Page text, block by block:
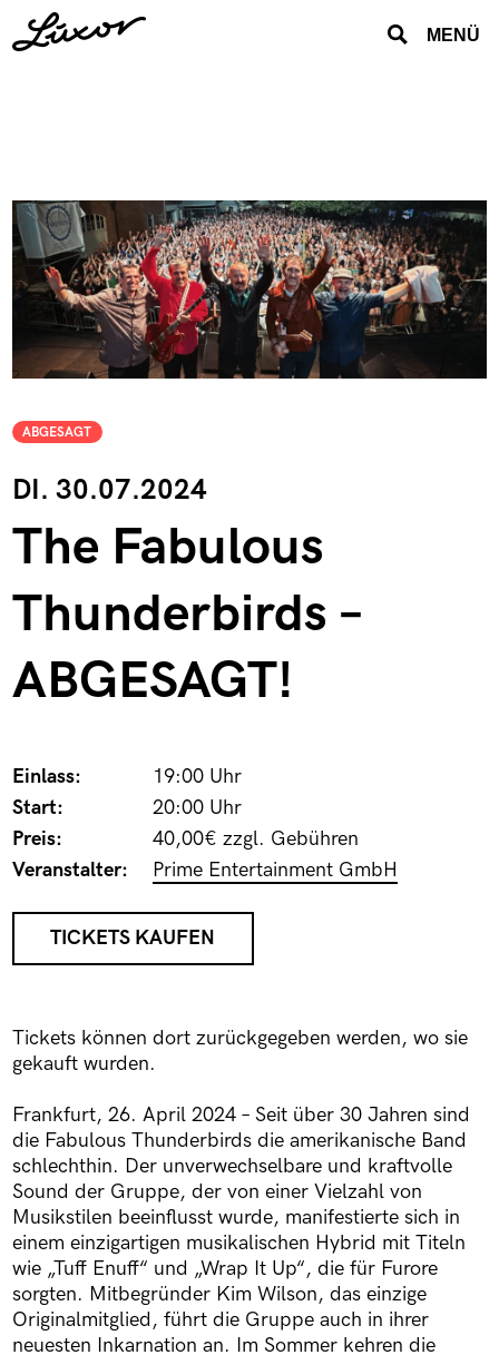
MENÜ
DI. 30.07.2024
ABGESAGT
The Fabulous
Thunderbirds –
ABGESAGT!
Einlass:
19:00 Uhr
Start:
20:00 Uhr
Preis:
40,00€ zzgl. Gebühren
Veranstalter:
Prime Entertainment GmbH
TICKETS KAUFEN
Tickets können dort zurückgegeben werden, wo sie
gekauft wurden.
Frankfurt, 26. April 2024 – Seit über 30 Jahren sind
die Fabulous Thunderbirds die amerikanische Band
schlechthin. Der unverwechselbare und kraftvolle
Sound der Gruppe, der von einer Vielzahl von
Musikstilen beeinflusst wurde, manifestierte sich in
einem einzigartigen musikalischen Hybrid mit Titeln
wie „Tuff Enuff“ und „Wrap It Up“, die für Furore
sorgten. Mitbegründer Kim Wilson, das einzige
Originalmitglied, führt die Gruppe auch in ihrer
neuesten Inkarnation an. Im Sommer kehren die